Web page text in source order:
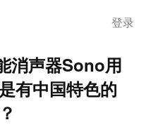
登录
消声器Sono用
有中国特色的